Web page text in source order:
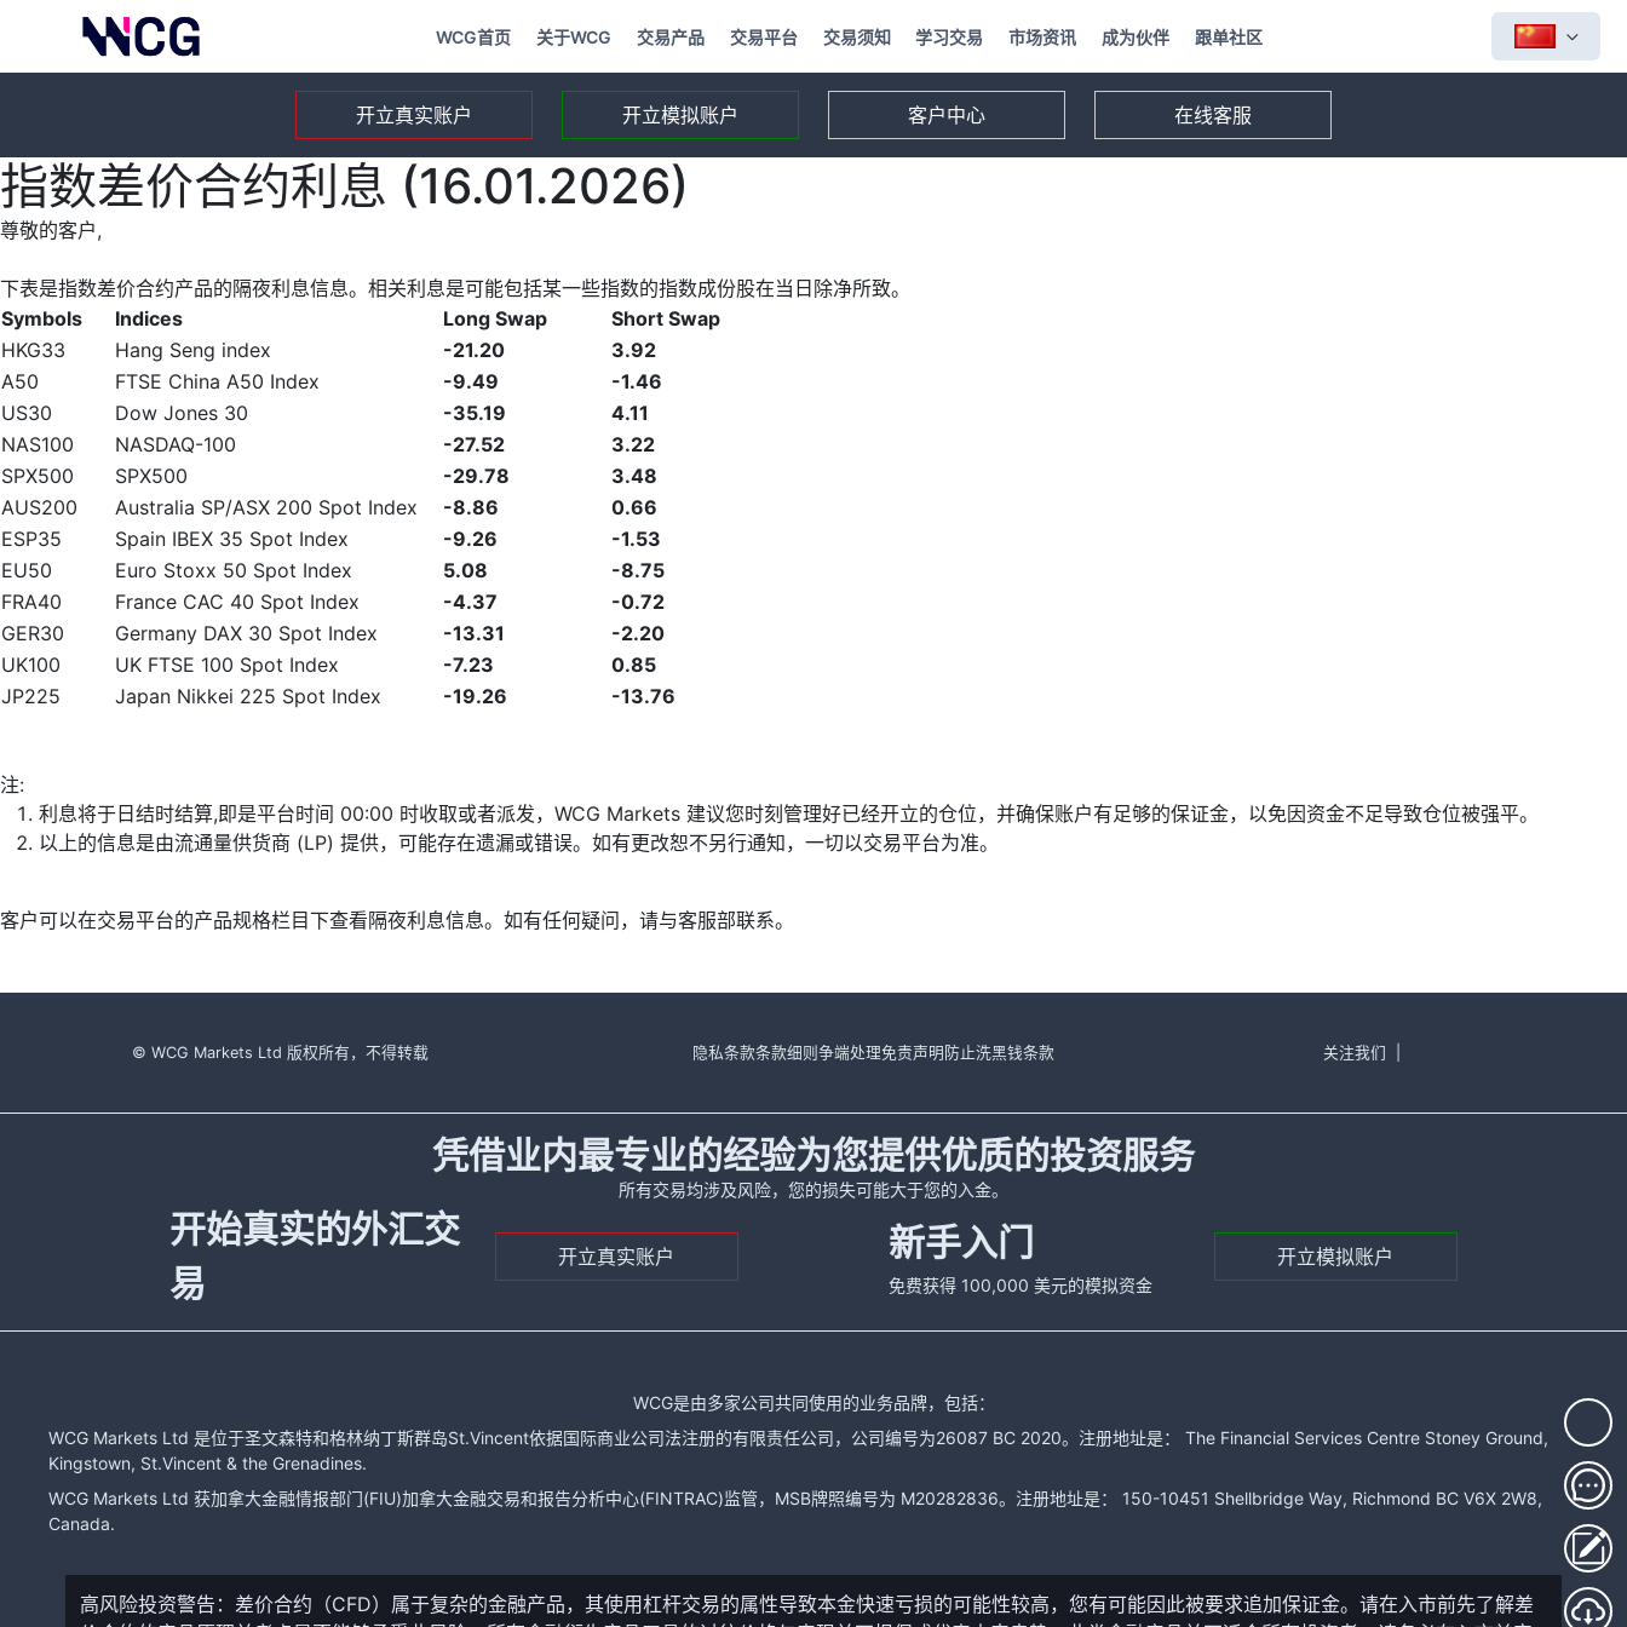
WCG首页 关于WCG 交易产品 交易平台 交易须知 学习交易 市场资讯 成为伙伴 跟单社区
开立真实账户 开立模拟账户 客户中心 在线客服
指数差价合约利息 (16.01.2026)
尊敬的客户,
下表是指数差价合约产品的隔夜利息信息。相关利息是可能包括某一些指数的指数成份股在当日除净所致。
Symbols
Indices Long Swap
Short Swap
HKG33
Hang Seng index -21.20
3.92
A50
FTSE China A50 Index -9.49
-1.46
US30
Dow Jones 30 -35.19
4.11
NAS100
NASDAQ-100 -27.52
3.22
SPX500
SPX500 -29.78
3.48
AUS200
Australia SP/ASX 200 Spot Index -8.86
0.66
ESP35
Spain IBEX 35 Spot Index -9.26
-1.53
EU50
Euro Stoxx 50 Spot Index 5.08
-8.75
FRA40
France CAC 40 Spot Index -4.37
-0.72
GER30
Germany DAX 30 Spot Index -13.31
-2.20
UK100
UK FTSE 100 Spot Index -7.23
0.85
JP225
Japan Nikkei 225 Spot Index -19.26 -13.76
注:
利息将于日结时结算,即是平台时间 00:00 时收取或者派发，WCG Markets 建议您时刻管理好已经开立的仓位，并确保账户有足够的保证金，以免因资金不足导致仓位被强平。
以上的信息是由流通量供货商 (LP) 提供，可能存在遗漏或错误。如有更改恕不另行通知，一切以交易平台为准。
客户可以在交易平台的产品规格栏目下查看隔夜利息信息。如有任何疑问，请与客服部联系。
© WCG Markets Ltd 版权所有，不得转载 隐私条款条款细则 争端处理免责声明 防止洗黑钱条款 关注我们
凭借业内最专业的经验为您提供优质的投资服务
所有交易均涉及风险，您的损失可能大于您的入金。
开始真实的外汇交
易
开立真实账户 新手入门
免费获得 100,000 美元的模拟资金
开立模拟账户
WCG是由多家公司共同使用的业务品牌，包括：
WCG Markets Ltd 是位于圣文森特和格林纳丁斯群岛St.Vincent依据国际商业公司法注册的有限责任公司，公司编号为26087 BC 2020。注册地址是： The Financial Services Centre Stoney Ground,
Kingstown, St.Vincent & the Grenadines.
WCG Markets Ltd 获加拿大金融情报部门(FIU)加拿大金融交易和报告分析中心(FINTRAC)监管，MSB牌照编号为 M20282836。注册地址是： 150-10451 Shellbridge Way, Richmond BC V6X 2W8,
Canada.
高风险投资警告：差价合约（CFD）属于复杂的金融产品，其使用杠杆交易的属性导致本金快速亏损的可能性较高，您有可能因此被要求追加保证金。请在入市前先了解差